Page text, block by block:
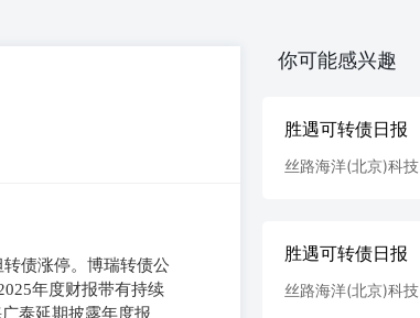
债涨停。博瑞转债公
年度财报带有持续
泰延期披露年度报
你可能感兴趣
胜遇可转债日报
丝路海洋(北京)科技
胜遇可转债日报
丝路海洋(北京)科技